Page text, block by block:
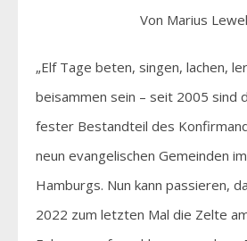
Von Marius
„Elf Tage beten, singen, lachen,
beisammen sein – seit 2005 sind
fester Bestandteil des
neun evangelischen Gemeinden
Hamburgs. Nun kann passieren,
2022 zum letzten Mal die Zelte